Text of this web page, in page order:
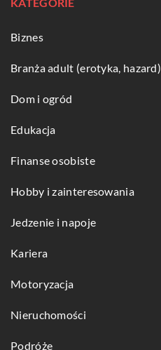
KATEGORIE
Biznes
Branża adult (erotyka, hazard)
Dom i ogród
Edukacja
Finanse osobiste
Hobby i zainteresowania
Jedzenie i napoje
Kariera
Motoryzacja
Nieruchomości
Podróże